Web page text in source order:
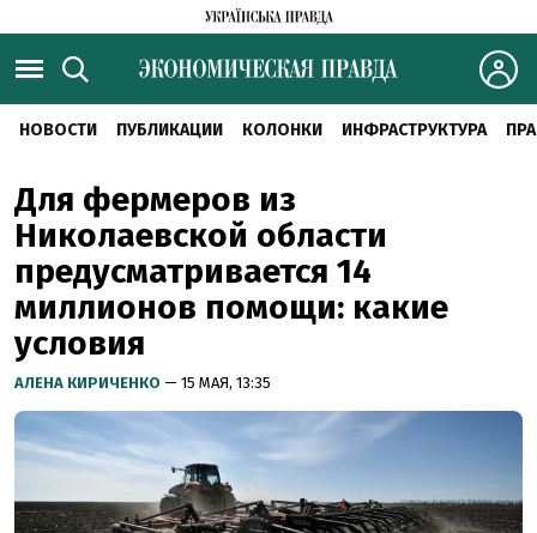
НОВОСТИ ПУБЛИКАЦИИ КОЛОНКИ ИНФРАСТРУКТУРА
Для фермеров из
Николаевской области
предусматривается 14
миллионов помощи: какие
условия
АЛЕНА КИРИЧЕНКО — 15 МАЯ, 13:35